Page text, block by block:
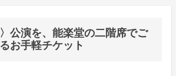
公演を、能楽堂の二階席でご
お手軽チケット